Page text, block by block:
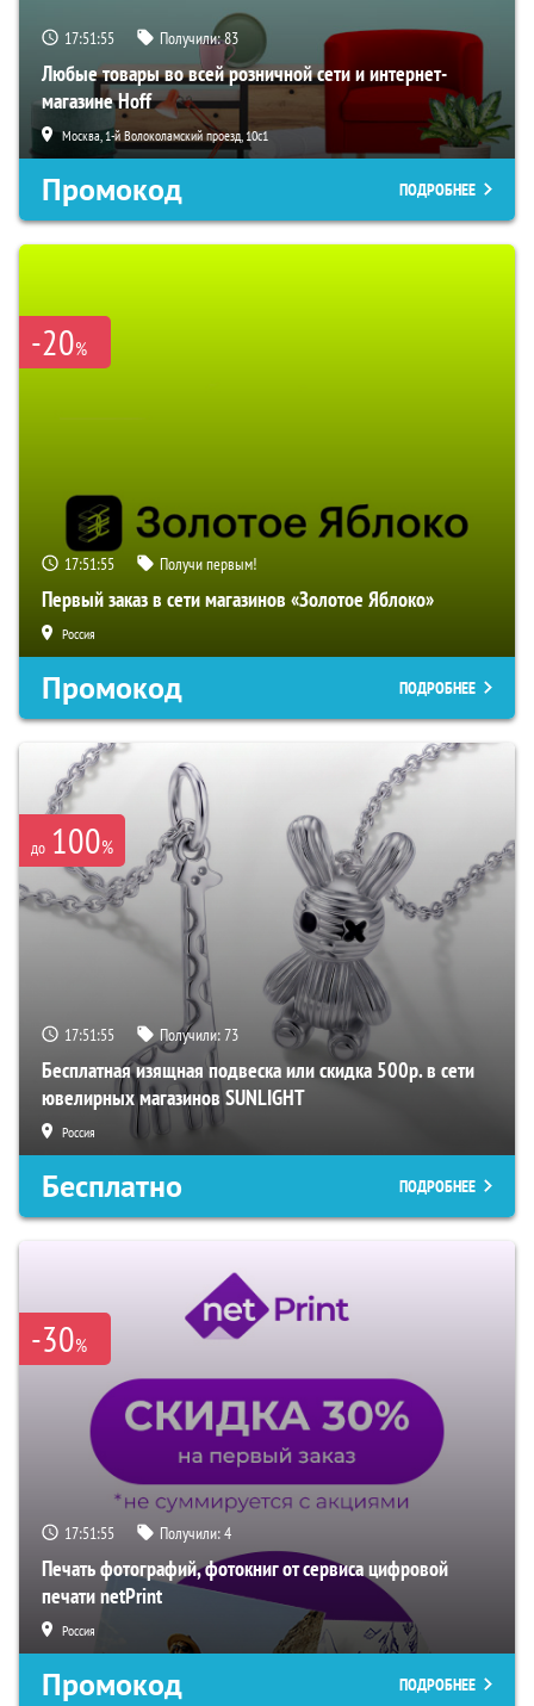
17:51:54 Получили:83
Любые товары во всей розничной сети и интернет-
магазине Hoff
Москва, 1-й Волоколамский проезд, 10с1
Промокод ПОДРОБНЕЕ
-20%
17:51:54 Получи первым!
Первый заказ в сети магазинов «Золотое Яблоко»
Россия
Промокод ПОДРОБНЕЕ
до 100%
17:51:54 Получили:73
Бесплатная изящная подвеска или скидка 500р. в сети
ювелирных магазинов SUNLIGHT
Россия
Бесплатно ПОДРОБНЕЕ
-30%
17:51:54 Получили:4
Печать фотографий, фотокниг от сервиса цифровой
печати netPrint
Россия
Промокод ПОДРОБНЕЕ